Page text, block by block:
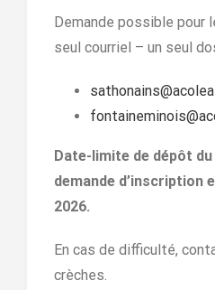
Demande possible pour
seul courriel – un seul
Date-limite de dépôt
demande d’inscription
2026.
En cas de difficulté,
crèches.